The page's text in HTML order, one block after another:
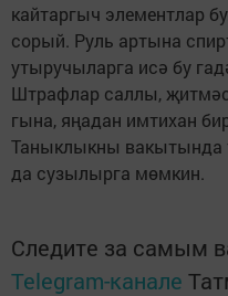
кайтаргыч элементлар
сорый. Руль артына
утыручыларга исә бу
Штрафлар саллы,
гына, яңадан имтихан
Таныклыкны вакытында
да сузылырга мөмкин.
Следите за самым
Telegram-канале